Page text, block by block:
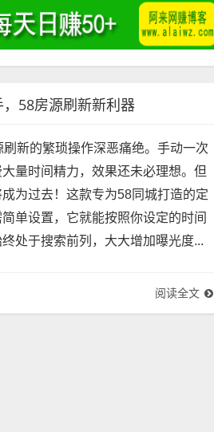
58房源刷新新利器
新的繁琐操作深恶痛绝。手动一次
量时间精力，效果还未必理想。但
为过去！这款专为58同城打造的定
单设置，它就能按照你设定的时间
处于搜索前列，大大增加曝光度...
阅读全文